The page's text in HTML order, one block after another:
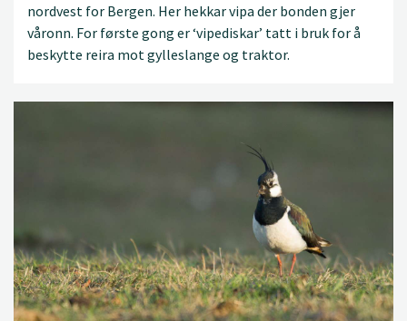
nordvest for Bergen. Her hekkar vipa der bonden gjer
våronn. For første gong er ‘vipediskar’ tatt i bruk for å
beskytte reira mot gylleslange og traktor.